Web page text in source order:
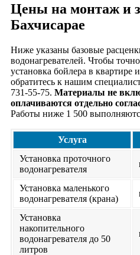
Цены на монтаж и
Бахчисарае
Ниже указаны базовые
водонагревателей. Чтобы
установка бойлера в квартире
обратитесь к нашим
731-55-75. Материалы не
оплачиваются отдельно
Работы ниже 1 500
Услуга
Установка проточного
водонагревателя
Установка маленького
водонагревателя (крана)
Установка
накопительного
водонагревателя до 50
литров